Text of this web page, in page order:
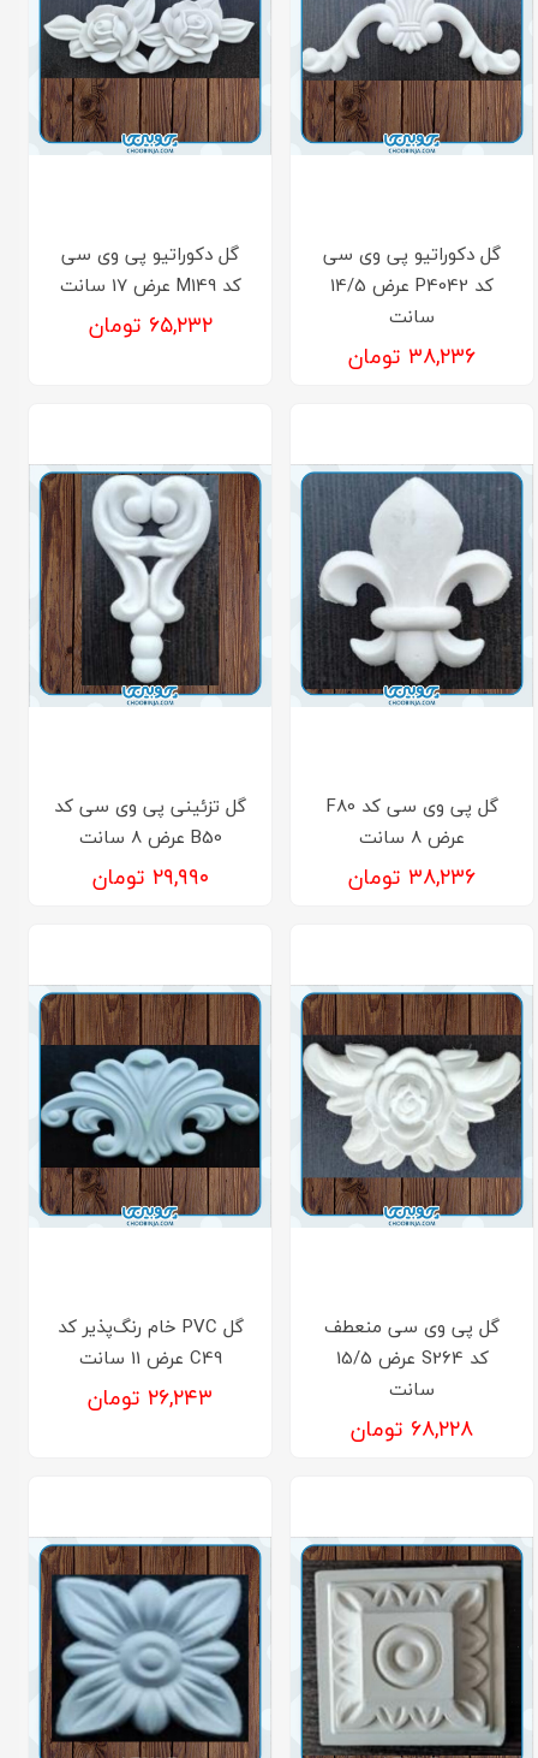
گل دکوراتیو پی وی سی
کد P4042 عرض 14/5
سانت
۳۸,۲۳۶ تومان
گل دکوراتیو پی وی سی
کد M149 عرض 17 سانت
۶۵,۲۳۲ تومان
گل پی وی سی کد F80
عرض 8 سانت
۳۸,۲۳۶ تومان
گل تزئینی پی وی سی کد
B50 عرض 8 سانت
۲۹,۹۹۰ تومان
گل پی وی سی منعطف
کد S264 عرض 15/5
سانت
۶۸,۲۲۸ تومان
گل PVC خام رنگ‌پذیر کد
C49 عرض 11 سانت
۲۶,۲۴۳ تومان